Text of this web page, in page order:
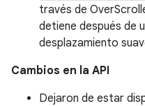
través de
detiene después de
desplazamiento
Cambios en la API
Dejaron de estar